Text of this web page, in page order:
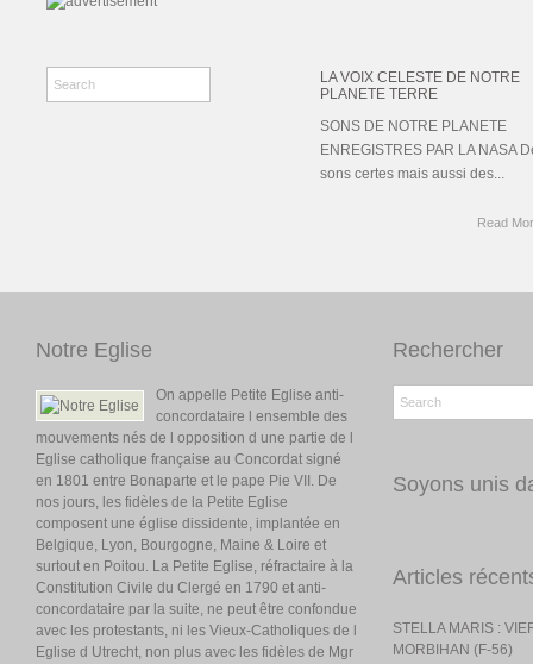
LA VOIX CELESTE DE NOTRE
PLANETE TERRE
SONS DE NOTRE PLANETE
ENREGISTRES PAR LA NASA
sons certes mais aussi des...
Read
Notre Eglise
On appelle Petite Eglise anti-
concordataire l ensemble des
mouvements nés de l opposition d une partie de l
Eglise catholique française au Concordat signé
en 1801 entre Bonaparte et le pape Pie VII. De
nos jours, les fidèles de la Petite Eglise
composent une église dissidente, implantée en
Belgique, Lyon, Bourgogne, Maine & Loire et
surtout en Poitou. La Petite Eglise, réfractaire à la
Constitution Civile du Clergé en 1790 et anti-
concordataire par la suite, ne peut être confondue
avec les protestants, ni les Vieux-Catholiques de l
Eglise d Utrecht, non plus avec les fidèles de Mgr
Rechercher
Soyons unis
Articles
STELLA MARIS :
MORBIHAN (F-56)